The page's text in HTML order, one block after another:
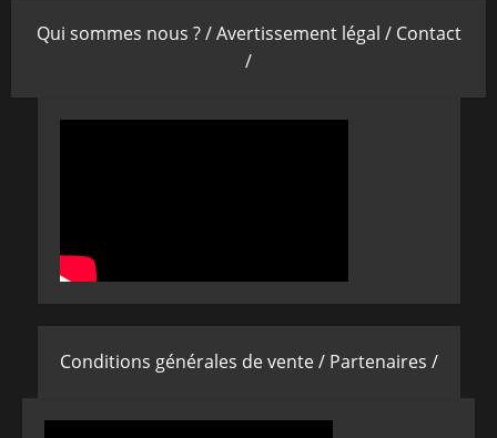
Qui sommes nous ? /Avertissement légal / Contact
/
Conditions générales de vente / Partenaires /